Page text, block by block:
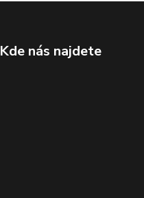
Kde nás najdete